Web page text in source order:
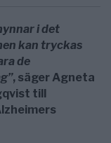
i det
kan tryckas
de
, säger Agneta
till